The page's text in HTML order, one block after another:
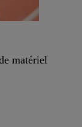
matériel